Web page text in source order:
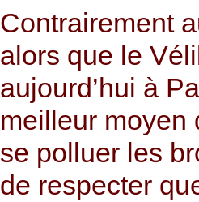
Contrairement
alors que le
aujourd’hui à
meilleur moyen
se polluer les
de respecter